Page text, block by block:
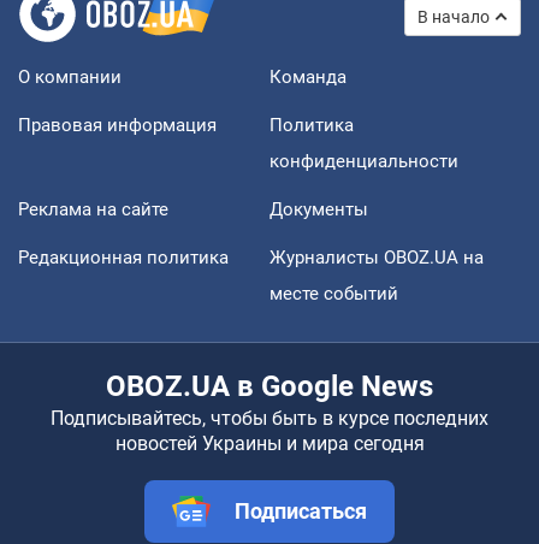
В начало
О компании Команда
Правовая информация
Политика
конфиденциальности
Реклама на сайте Документы
Редакционная политика
Журналисты OBOZ.UA на
месте событий
OBOZ.UA в Google News
Подписывайтесь, чтобы быть в курсе последних
новостей Украины и мира сегодня
Подписаться